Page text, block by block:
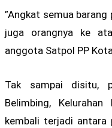
”Angkat semua
juga orangnya ke
anggota Satpol PP
Tak sampai disitu,
Belimbing,
kembali terjadi antara